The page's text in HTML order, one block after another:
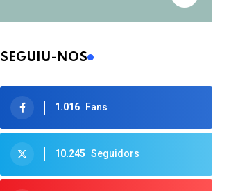
SEGUIU-NOS
1.016 Fans
10.245 Seguidors